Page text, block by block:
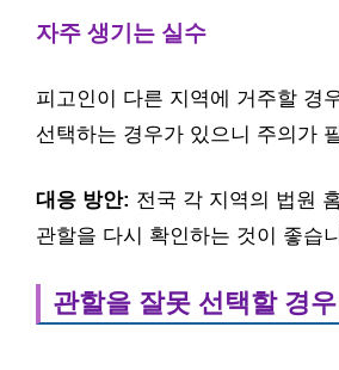
자주 생기는 실수
피고인이 다른 지역에 거주할 경
선택하는 경우가 있으니 주의가
대응 방안: 전국 각 지역의 법원
관할을 다시 확인하는 것이 좋습
관할을 잘못 선택할 경우